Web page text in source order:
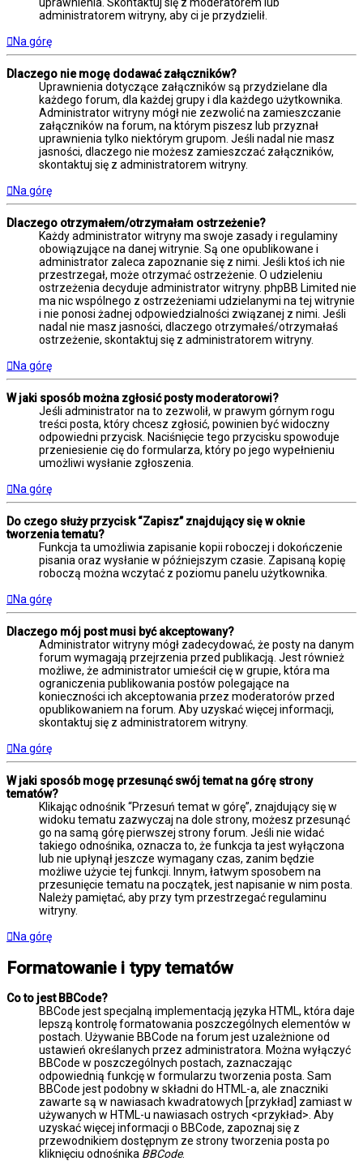
uprawnienia. Skontaktuj się z moderatorem lub
administratorem witryny, aby ci je przydzielił.
Na górę
Dlaczego nie mogę dodawać załączników?
Uprawnienia dotyczące załączników są przydzielane dla
każdego forum, dla każdej grupy i dla każdego użytkownika.
Administrator witryny mógł nie zezwolić na zamieszczanie
załączników na forum, na którym piszesz lub przyznał
uprawnienia tylko niektórym grupom. Jeśli nadal nie masz
jasności, dlaczego nie możesz zamieszczać załączników,
skontaktuj się z administratorem witryny.
Na górę
Dlaczego otrzymałem/otrzymałam ostrzeżenie?
Każdy administrator witryny ma swoje zasady i regulaminy
obowiązujące na danej witrynie. Są one opublikowane i
administrator zaleca zapoznanie się z nimi. Jeśli ktoś ich nie
przestrzegał, może otrzymać ostrzeżenie. O udzieleniu
ostrzeżenia decyduje administrator witryny. phpBB Limited nie
ma nic wspólnego z ostrzeżeniami udzielanymi na tej witrynie
i nie ponosi żadnej odpowiedzialności związanej z nimi. Jeśli
nadal nie masz jasności, dlaczego otrzymałeś/otrzymałaś
ostrzeżenie, skontaktuj się z administratorem witryny.
Na górę
W jaki sposób można zgłosić posty moderatorowi?
Jeśli administrator na to zezwolił, w prawym górnym rogu
treści posta, który chcesz zgłosić, powinien być widoczny
odpowiedni przycisk. Naciśnięcie tego przycisku spowoduje
przeniesienie cię do formularza, który po jego wypełnieniu
umożliwi wysłanie zgłoszenia.
Na górę
Do czego służy przycisk “Zapisz” znajdujący się w oknie
tworzenia tematu?
Funkcja ta umożliwia zapisanie kopii roboczej i dokończenie
pisania oraz wysłanie w późniejszym czasie. Zapisaną kopię
roboczą można wczytać z poziomu panelu użytkownika.
Na górę
Dlaczego mój post musi być akceptowany?
Administrator witryny mógł zadecydować, że posty na danym
forum wymagają przejrzenia przed publikacją. Jest również
możliwe, że administrator umieścił cię w grupie, która ma
ograniczenia publikowania postów polegające na
konieczności ich akceptowania przez moderatorów przed
opublikowaniem na forum. Aby uzyskać więcej informacji,
skontaktuj się z administratorem witryny.
Na górę
W jaki sposób mogę przesunąć swój temat na górę strony
tematów?
Klikając odnośnik “Przesuń temat w górę”, znajdujący się w
widoku tematu zazwyczaj na dole strony, możesz przesunąć
go na samą górę pierwszej strony forum. Jeśli nie widać
takiego odnośnika, oznacza to, że funkcja ta jest wyłączona
lub nie upłynął jeszcze wymagany czas, zanim będzie
możliwe użycie tej funkcji. Innym, łatwym sposobem na
przesunięcie tematu na początek, jest napisanie w nim posta.
Należy pamiętać, aby przy tym przestrzegać regulaminu
witryny.
Na górę
Formatowanie i typy tematów
Co to jest BBCode?
BBCode jest specjalną implementacją języka HTML, która daje
lepszą kontrolę formatowania poszczególnych elementów w
postach. Używanie BBCode na forum jest uzależnione od
ustawień określanych przez administratora. Można wyłączyć
BBCode w poszczególnych postach, zaznaczając
odpowiednią funkcję w formularzu tworzenia posta. Sam
BBCode jest podobny w składni do HTML-a, ale znaczniki
zawarte są w nawiasach kwadratowych [przykład] zamiast w
używanych w HTML-u nawiasach ostrych <przykład>. Aby
uzyskać więcej informacji o BBCode, zapoznaj się z
przewodnikiem dostępnym ze strony tworzenia posta po
kliknięciu odnośnika BBCode.